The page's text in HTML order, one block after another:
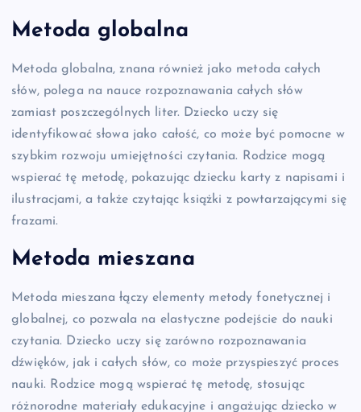
Metoda globalna
Metoda globalna, znana również jako metoda całych
słów, polega na nauce rozpoznawania całych słów
zamiast poszczególnych liter. Dziecko uczy się
identyfikować słowa jako całość, co może być pomocne w
szybkim rozwoju umiejętności czytania. Rodzice mogą
wspierać tę metodę, pokazując dziecku karty z napisami i
ilustracjami, a także czytając książki z powtarzającymi się
frazami.
Metoda mieszana
Metoda mieszana łączy elementy metody fonetycznej i
globalnej, co pozwala na elastyczne podejście do nauki
czytania. Dziecko uczy się zarówno rozpoznawania
dźwięków, jak i całych słów, co może przyspieszyć proces
nauki. Rodzice mogą wspierać tę metodę, stosując
różnorodne materiały edukacyjne i angażując dziecko w